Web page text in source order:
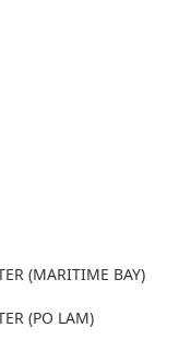
(MARITIME BAY)
(PO LAM)